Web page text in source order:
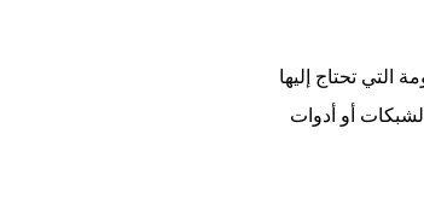
تحتاج إليها
أو أدوات